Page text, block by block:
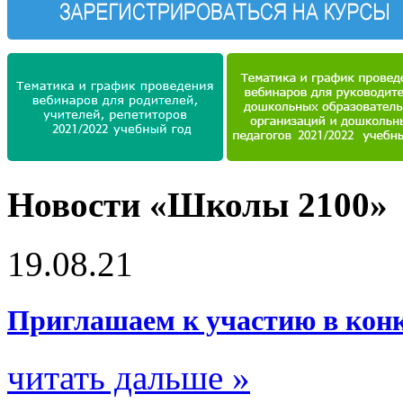
Новости «Школы 2100»
19.08.21
Приглашаем к участию в
читать дальше »